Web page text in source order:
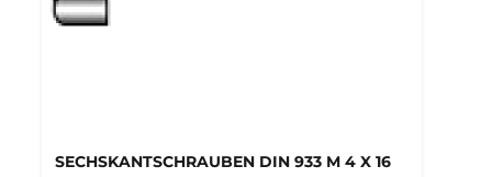
SECHSKANTSCHRAUBEN DIN 933 M 4 X 16